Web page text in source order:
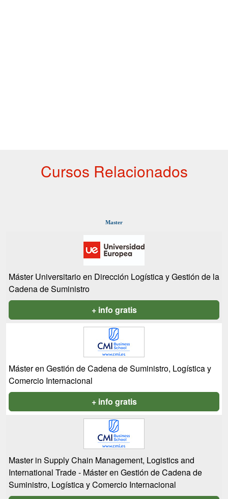
Cursos Relacionados
Master
Máster Universitario en Dirección Logística y Gestión de la
Cadena de Suministro
+ info gratis
Máster en Gestión de Cadena de Suministro, Logística y
Comercio Internacional
+ info gratis
Master in Supply Chain Management, Logistics and
International Trade - Máster en Gestión de Cadena de
Suministro, Logística y Comercio Internacional